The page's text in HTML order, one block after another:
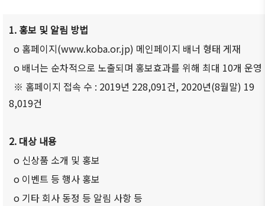
組織図
アクセ
ス
韓国貿
易協会
ウェブ
アクセ
シビリ
ティ方
針
会員社
総覧
法律相
談
からの
お知ら
せ
会員社
ニュー
ー
日本生
1. 홍보 및 알림 방법
o 홈페이지(www.koba.or.jp) 메인페이지 배너 형태 게재
o 배너는 순차적으로 노출되며 홍보효과를 위해 최대 10개 운영
※ 홈페이지 접속 수 : 2019년 228,091건, 2020년(8월말) 19
8,019건
2. 대상 내용
o 신상품 소개 및 홍보
o 이벤트 등 행사 홍보
o 기타 회사 동정 등 알림 사항 등